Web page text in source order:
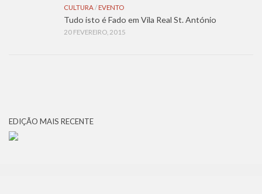
CULTURA / EVENTO
Tudo isto é Fado em Vila Real St. António
20 FEVEREIRO, 2015
EDIÇÃO MAIS RECENTE